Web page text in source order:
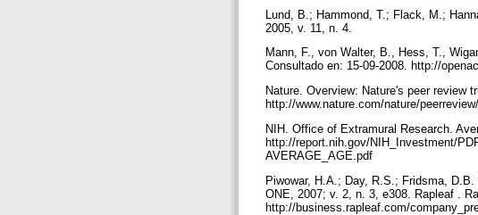
Lund, B.; Hammond, T.; Flack, M.;
2005, v. 11, n. 4.
Mann, F., von Walter, B., Hess, T.,
Consultado en: 15-09-2008. http://
Nature. Overview: Nature's peer review
http://www.nature.com/nature/
NIH. Office of Extramural Research.
http://report.nih.gov/NIH_Investment/
AVERAGE_AGE.pdf
Piwowar, H.A.; Day, R.S.; Fridsma,
ONE, 2007; v. 2, n. 3, e308. Rapleaf .
http://business.rapleaf.com/